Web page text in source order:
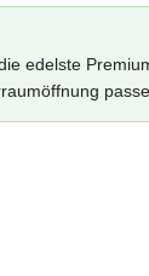
edelste